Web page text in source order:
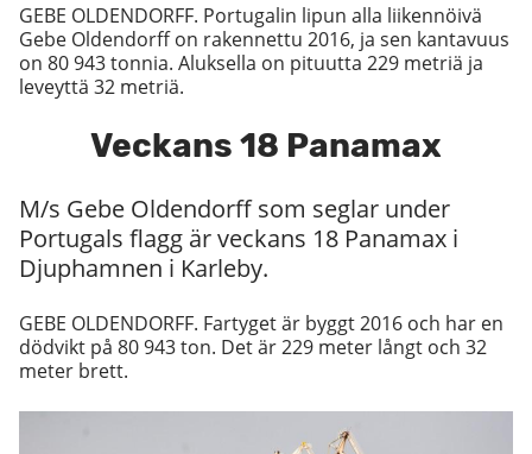
GEBE OLDENDORFF. Portugalin lipun alla liikennöivä
Gebe Oldendorff on rakennettu 2016, ja sen kantavuus
on 80 943 tonnia. Aluksella on pituutta 229 metriä ja
leveyttä 32 metriä.
Veckans 18 Panamax
M/s Gebe Oldendorff som seglar under
Portugals flagg är veckans 18 Panamax i
Djuphamnen i Karleby.
GEBE OLDENDORFF. Fartyget är byggt 2016 och har en
dödvikt på 80 943 ton. Det är 229 meter långt och 32
meter brett.